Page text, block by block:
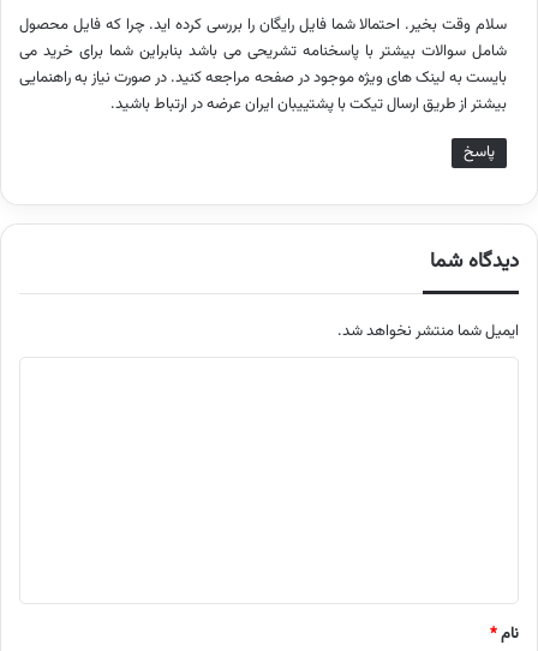
سلام وقت بخیر. احتمالا شما فایل رایگان را بررسی کرده اید. چرا که فایل محصول
شامل سوالات بیشتر با پاسخنامه تشریحی می باشد بنابراین شما برای خرید می
بایست به لینک های ویژه موجود در صفحه مراجعه کنید. در صورت نیاز به راهنمایی
بیشتر از طریق ارسال تیکت با پشتییبان ایران عرضه در ارتباط باشید.
پاسخ
دیدگاه شما
ایمیل شما منتشر نخواهد شد.
انام*